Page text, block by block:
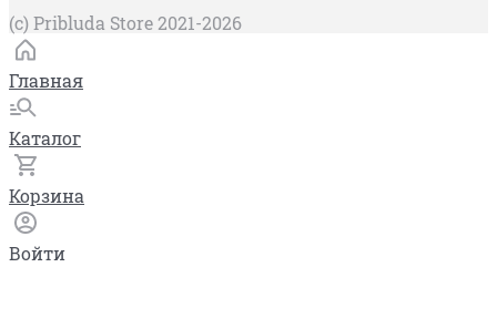
(c) Pribluda Store 2021-2026
Главная
Каталог
Корзина
Войти